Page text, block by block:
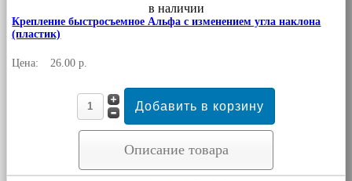
в наличии
Крепление быстросъемное Альфа с изменением угла наклона
(пластик)
Цена: 26.00 р.
Описание товара